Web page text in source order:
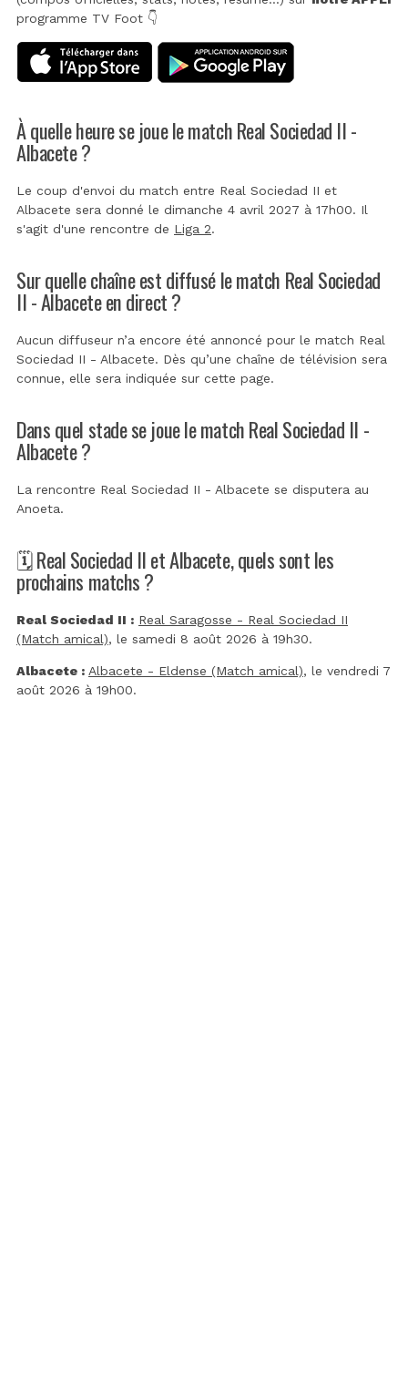
programme TV Foot 👇
À quelle heure se joue le match Real Sociedad II -
Albacete ?
Le coup d'envoi du match entre Real Sociedad II et
Albacete sera donné le dimanche 4 avril 2027 à 17h00. Il
s'agit d'une rencontre de Liga 2.
Sur quelle chaîne est diffusé le match Real Sociedad
II - Albacete en direct ?
Aucun diffuseur n’a encore été annoncé pour le match Real
Sociedad II - Albacete. Dès qu’une chaîne de télévision sera
connue, elle sera indiquée sur cette page.
Dans quel stade se joue le match Real Sociedad II -
Albacete ?
La rencontre Real Sociedad II - Albacete se disputera au
Anoeta.
🗓️ Real Sociedad II et Albacete, quels sont les
prochains matchs ?
Real Sociedad II : Real Saragosse - Real Sociedad II
(Match amical), le samedi 8 août 2026 à 19h30.
Albacete : Albacete - Eldense (Match amical), le vendredi 7
août 2026 à 19h00.